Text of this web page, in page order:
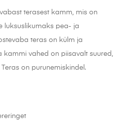
terasest kamm, mis on
luksuslikumaks pea- ja
teras on külm ja
kammi vahed on piisavalt suured,
on purunemiskindel.